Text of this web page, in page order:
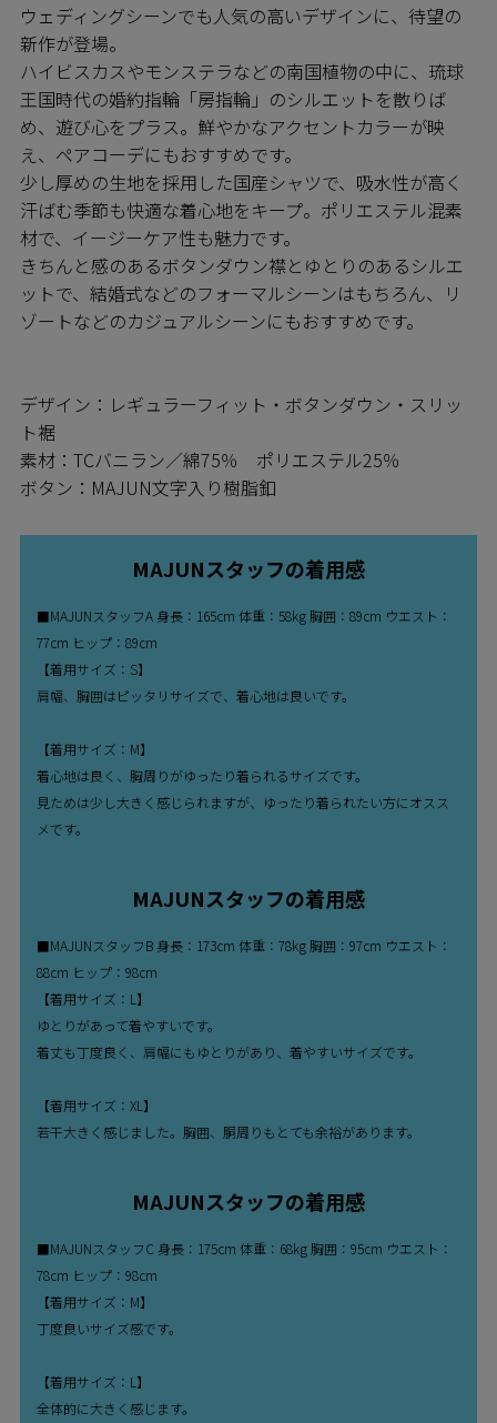
ウェディングシーンでも人気の高いデザインに、待望の
新作が登場。
ハイビスカスやモンステラなどの南国植物の中に、琉球
王国時代の婚約指輪「房指輪」のシルエットを散りば
め、遊び心をプラス。鮮やかなアクセントカラーが映
え、ペアコーデにもおすすめです。
少し厚めの生地を採用した国産シャツで、吸水性が高く
汗ばむ季節も快適な着心地をキープ。ポリエステル混素
材で、イージーケア性も魅力です。
きちんと感のあるボタンダウン襟とゆとりのあるシルエ
ットで、結婚式などのフォーマルシーンはもちろん、リ
ゾートなどのカジュアルシーンにもおすすめです。
デザイン：レギュラーフィット・ボタンダウン・スリッ
ト裾
素材：TCバニラン／綿75％ ポリエステル25％
ボタン：MAJUN文字入り樹脂釦
MAJUNスタッフの着用感
■MAJUNスタッフA 身長：165cm 体重：58kg 胸囲：89cm ウエスト：
77cm ヒップ：89cm
【着用サイズ：S】
肩幅、胸囲はピッタリサイズで、着心地は良いです。
【着用サイズ：M】
着心地は良く、胸周りがゆったり着られるサイズです。
見ためは少し大きく感じられますが、ゆったり着られたい方にオスス
メです。
MAJUNスタッフの着用感
■MAJUNスタッフB 身長：173cm 体重：78kg 胸囲：97cm ウエスト：
88cm ヒップ：98cm
【着用サイズ：L】
ゆとりがあって着やすいです。
着丈も丁度良く、肩幅にもゆとりがあり、着やすいサイズです。
【着用サイズ：XL】
若干大きく感じました。胸囲、胴周りもとても余裕があります。
MAJUNスタッフの着用感
■MAJUNスタッフC 身長：175cm 体重：68kg 胸囲：95cm ウエスト：
78cm ヒップ：98cm
【着用サイズ：M】
丁度良いサイズ感です。
【着用サイズ：L】
全体的に大きく感じます。